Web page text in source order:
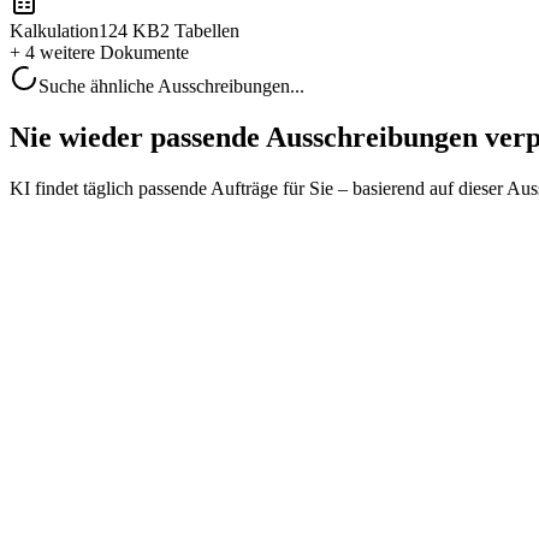
Kalkulation124 KB2 Tabellen
+ 4 weitere Dokumente
Suche ähnliche Ausschreibungen...
Nie wieder passende Ausschreibungen
KI findet täglich passende Aufträge für Sie – basierend auf dieser